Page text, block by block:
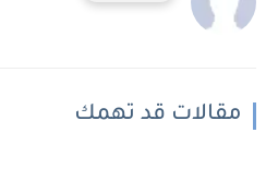
مقالات قد تهمك